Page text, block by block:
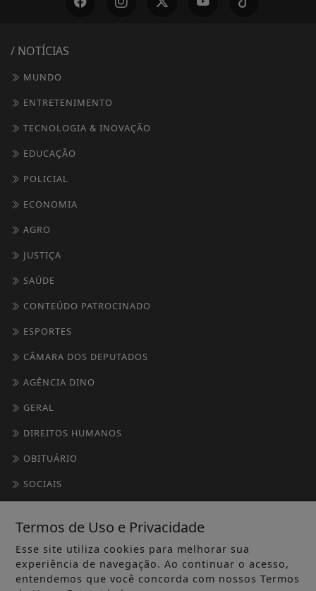
/ NOTÍCIAS
MUNDO
ENTRETENIMENTO
TECNOLOGIA & INOVAÇÃO
EDUCAÇÃO
POLICIAL
ECONOMIA
AGRO
JUSTIÇA
SAÚDE
CONTEÚDO PATROCINADO
ESPORTES
CÂMARA DOS DEPUTADOS
AGÊNCIA DINO
GERAL
DIREITOS HUMANOS
OBITUÁRIO
SOCIAIS
INÍCIO
SOBRE
Termos de Uso e Privacidade
Esse site utiliza cookies para melhorar sua
experiência de navegação. Ao continuar o acesso,
entendemos que você concorda com nossos Termos